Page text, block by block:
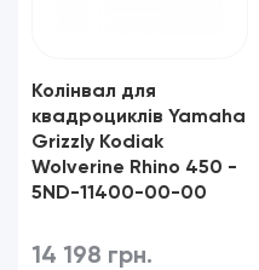
Колінвал для
квадроциклів Yamaha
Grizzly Kodiak
Wolverine Rhino 450 -
5ND-11400-00-00
14 198 грн.